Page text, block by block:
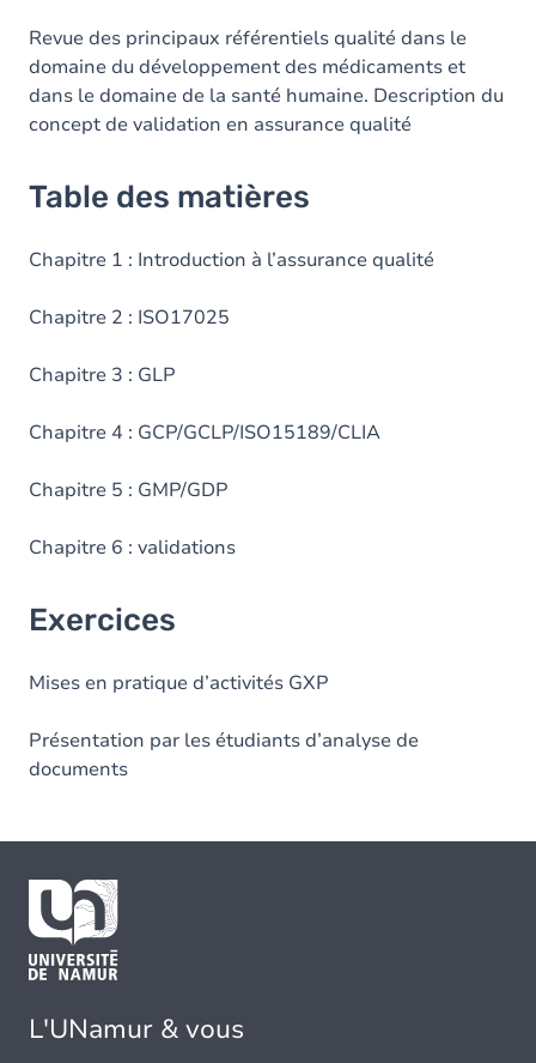
Revue des principaux référentiels qualité dans le
domaine du développement des médicaments et
dans le domaine de la santé humaine. Description du
concept de validation en assurance qualité
Table des matières
Chapitre 1 : Introduction à l’assurance qualité
Chapitre 2 : ISO17025
Chapitre 3 : GLP
Chapitre 4 : GCP/GCLP/ISO15189/CLIA
Chapitre 5 : GMP/GDP
Chapitre 6 : validations
Exercices
Mises en pratique d’activités GXP
Présentation par les étudiants d’analyse de
documents
L'UNamur & vous